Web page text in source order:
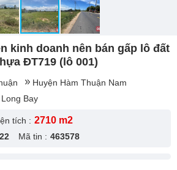
kinh doanh nên bán gấp lô đất
ĐT719 (lô 001)
Huyện Hàm Thuận Nam
Bay
tích : 2710 m2
Mã tin : 463578